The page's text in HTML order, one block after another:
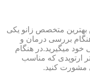
بهترین متخصص زانو یکی
بررسی درمان و
میگیرید.در هنگام
ارتوپدی که مناسب
مشورت کنید.